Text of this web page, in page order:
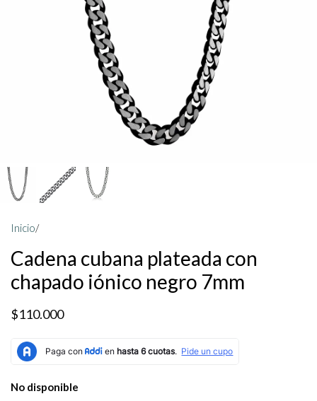
Inicio/
Cadena cubana plateada con
chapado iónico negro 7mm
$110.000
No disponible